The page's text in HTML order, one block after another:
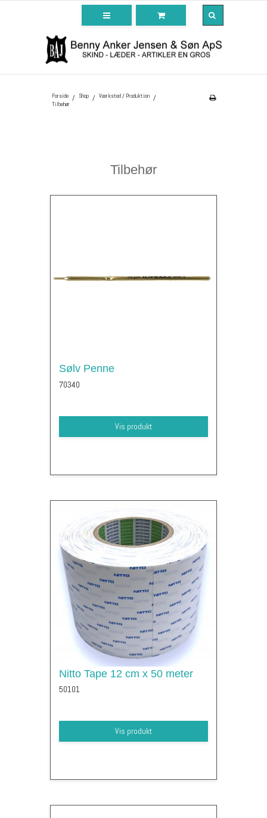
Forside / Shop / Værksted / Produktion /
Tilbehør
Tilbehør
Sølv Penne
70340
Vis produkt
Nitto Tape 12 cm x 50 meter
50101
Vis produkt